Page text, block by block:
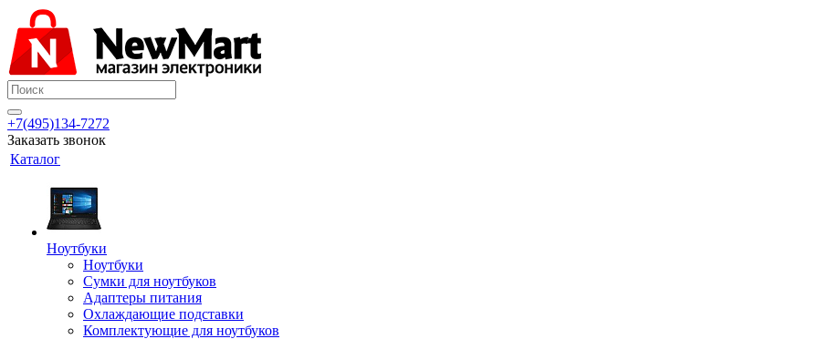
+7(495)134-7272
Заказать звонок
Каталог
Ноутбуки
Ноутбуки
Сумки для ноутбуков
Адаптеры питания
Охлаждающие подставки
Комплектующие для ноутбуков